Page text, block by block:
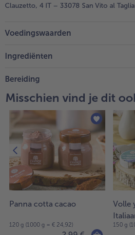
Clauzetto, 4 IT – 33078 San Vito al
Voedingswaarden
Ingrediënten
Bereiding
Misschien vind je dit
Panna cotta cacao
120 g (1000 g = € 24,92)
Volle
150 g